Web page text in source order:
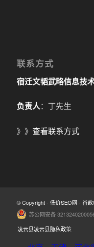
联系方式
宿迁文韬武略信息技
负责人：丁先生
》》 查看联系方式
© Copyright - 低价SEO网 - 谷
苏公网安备
凌云县凌云县隐私政策